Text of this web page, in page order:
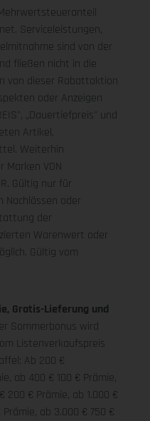
Serviceleistungen,
sind von der
fließen nicht in die
von dieser Rabattaktion
oder Anzeigen
„Dauertiefpreis" und
Artikel,
Weiterhin
Marken VON
Gültig nur für
Nachlässen oder
der
Warenwert oder
Gültig vom
Gratis-Lieferung und
Sommerbonus wird
Listenverkaufspreis
Ab 200 €
ab 400 € 100 € Prämie,
200 € Prämie, ab 1.000 €
ab 3.000 € 750 €